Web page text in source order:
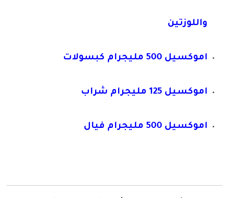
واللوزتين
اموكسيل 500 مليجرام كبسولات
اموكسيل 125 مليجرام شراب
اموكسيل 500 مليجرام فيال